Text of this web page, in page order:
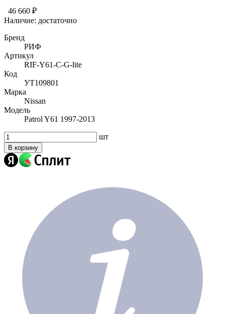
46 660 ₽
Наличие: достаточно
Бренд
РИФ
Артикул
RIF-Y61-C-G-lite
Код
УТ109801
Марка
Nissan
Модель
Patrol Y61 1997-2013
шт
В корзину